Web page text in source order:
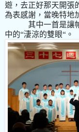
遊，去正好那天開張
為表感謝，當晚特地
其中一首是讓
中的“淒涼的雙眼“。